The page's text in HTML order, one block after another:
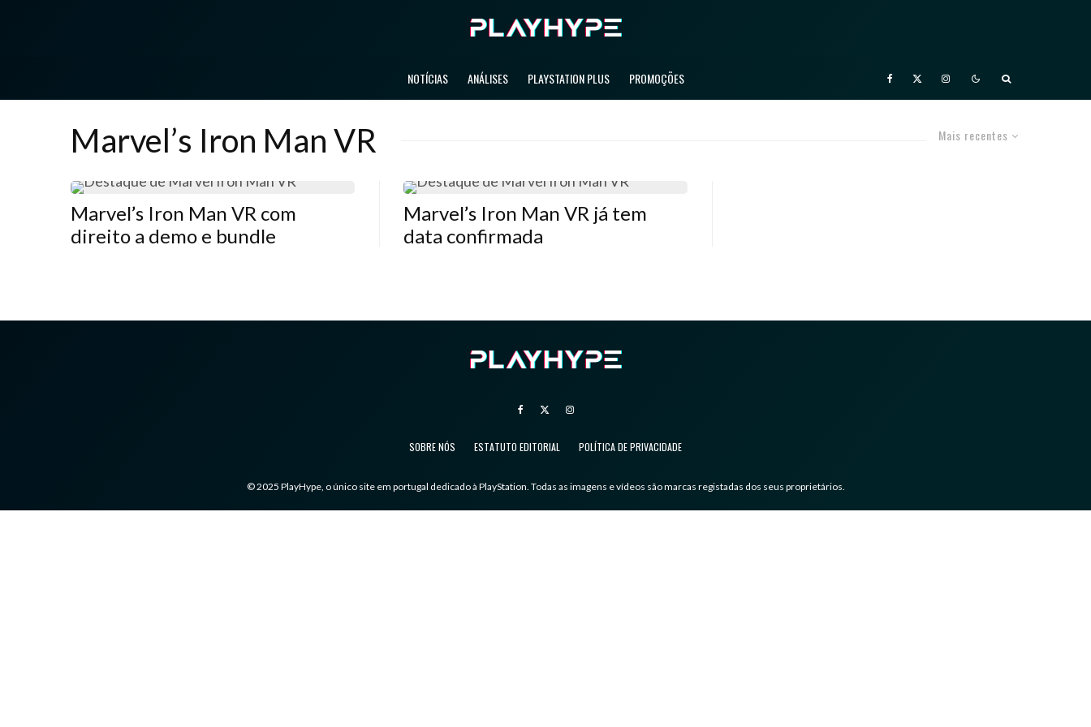
NOTÍCIAS ANÁLISES PLAYSTATION PLUS PROMOÇÕES
Mais recentes
Marvel’s Iron Man VR
Marvel’s Iron Man VR com
direito a demo e bundle
Marvel’s Iron Man VR já tem
data confirmada
SOBRE NÓS ESTATUTO EDITORIAL POLÍTICA DE PRIVACIDADE
© 2025 PlayHype, o único site em portugal dedicado à PlayStation. Todas as imagens e vídeos são marcas registadas dos seus proprietários.